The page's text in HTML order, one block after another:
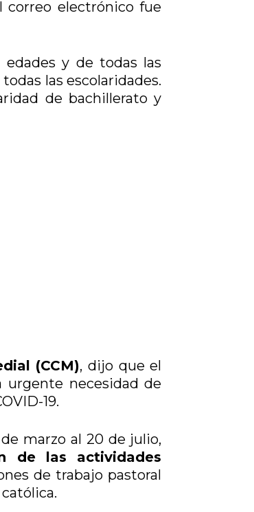
correo electrónico fue
y de todas las
las escolaridades.
de bachillerato y
(CCM), dijo que el
necesidad de
19.
marzo al 20 de julio,
de las actividades
de trabajo pastoral